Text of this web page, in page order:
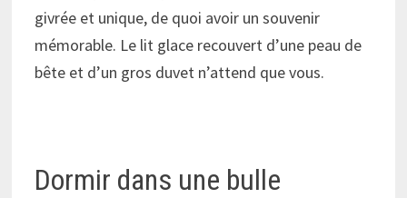
givrée et unique, de quoi avoir un souvenir
mémorable. Le lit glace recouvert d’une peau de
bête et d’un gros duvet n’attend que vous.
Dormir dans une bulle